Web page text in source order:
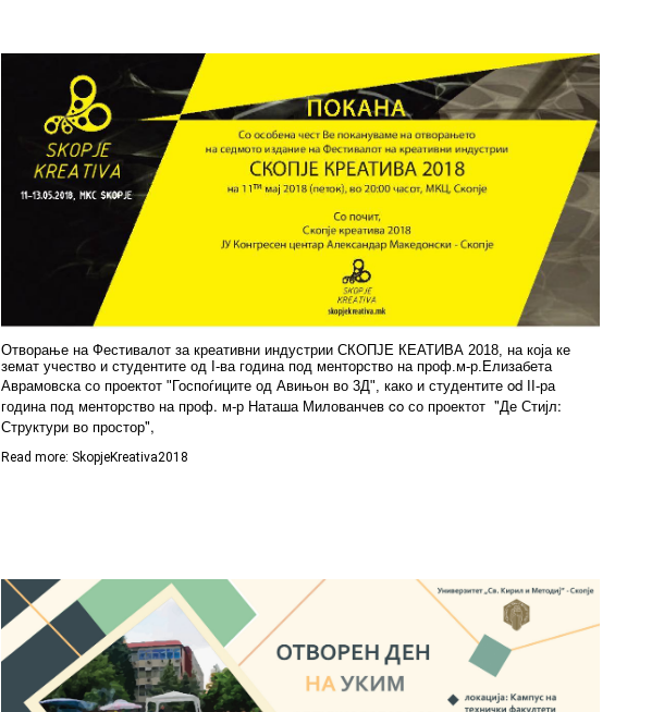
Oтворање на Фестивалот за креативни индустрии СКОПЈЕ КЕАТИВА 2018, на која ке
земат учество и студентите од I-ва година под менторство на проф.м-р.Елизабета
Аврамовска со проектот "Госпоѓиците од Авињон во 3Д", како и студентите od II-ра
година под менторство на проф. м-р Наташа Милованчев co со проектот "Де Стијл:
Структури во простор",
Read more: SkopjeKreativa2018